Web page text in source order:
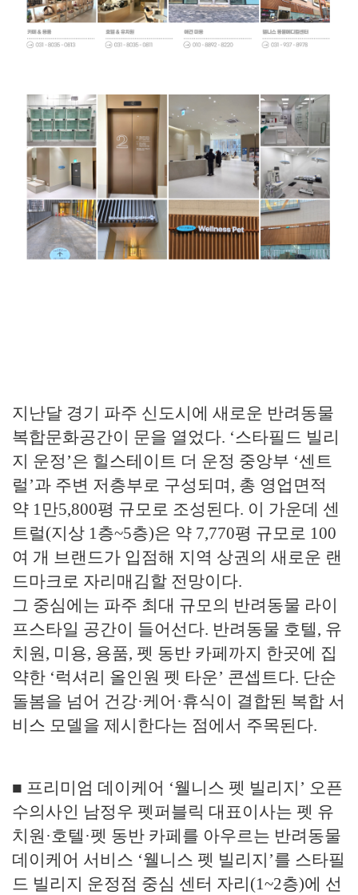
지난달 경기 파주 신도시에 새로운 반려동물
복합문화공간이 문을 열었다. ‘스타필드 빌리
지 운정’은 힐스테이트 더 운정 중앙부 ‘센트
럴’과 주변 저층부로 구성되며, 총 영업면적
약 1만5,800평 규모로 조성된다. 이 가운데 센
트럴(지상 1층~5층)은 약 7,770평 규모로 100
여 개 브랜드가 입점해 지역 상권의 새로운 랜
드마크로 자리매김할 전망이다.
그 중심에는 파주 최대 규모의 반려동물 라이
프스타일 공간이 들어선다. 반려동물 호텔, 유
치원, 미용, 용품, 펫 동반 카페까지 한곳에 집
약한 ‘럭셔리 올인원 펫 타운’ 콘셉트다. 단순
돌봄을 넘어 건강·케어·휴식이 결합된 복합 서
비스 모델을 제시한다는 점에서 주목된다.
■ 프리미엄 데이케어 ‘웰니스 펫 빌리지’ 오픈
수의사인 남정우 펫퍼블릭 대표이사는 펫 유
치원·호텔·펫 동반 카페를 아우르는 반려동물
데이케어 서비스 ‘웰니스 펫 빌리지’를 스타필
드 빌리지 운정점 중심 센터 자리(1~2층)에 선